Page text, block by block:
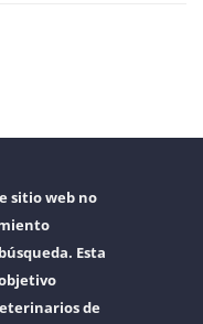
sitio web no
Esta
de